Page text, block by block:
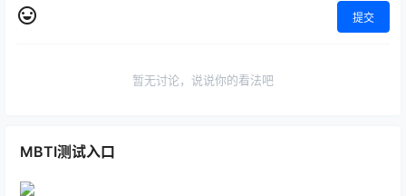
提交
暂无讨论，说说你的看法吧
MBTI测试入口